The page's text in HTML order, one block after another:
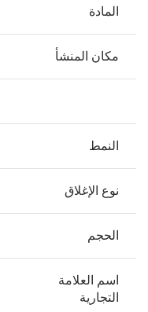
المادة
مكان المنشأ
النمط
نوع الإغلاق
الحجم
اسم العلامة
التجارية